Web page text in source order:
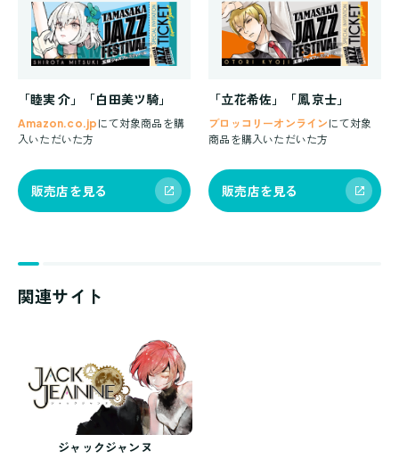
「睦実 介」「白田美ツ騎」
Amazon.co.jp にて対象商品を購
入いただいた方
販売店を見る
「立花希佐」「鳳 京士」
ブロッコリーオンライン にて対象
商品を購入いただいた方
販売店を見る
関連サイト
ジャックジャンヌ